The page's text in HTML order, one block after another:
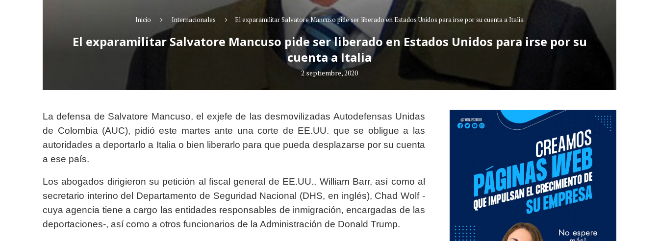
Inicio Internacionales El exparamilitar Salvatore Mancuso pide ser liberado en Estados Unidos para irse por su cuenta a Italia
El exparamilitar Salvatore Mancuso pide ser liberado en Estados Unidos para irse por su
cuenta a Italia
2 septiembre, 2020
La defensa de Salvatore Mancuso, el exjefe de las desmovilizadas Autodefensas Unidas
de Colombia (AUC), pidió este martes ante una corte de EE.UU. que se obligue a las
autoridades a deportarlo a Italia o bien liberarlo para que pueda desplazarse por su cuenta
a ese país.
Los abogados dirigieron su petición al fiscal general de EE.UU., William Barr, así como al
secretario interino del Departamento de Seguridad Nacional (DHS, en inglés), Chad Wolf -
cuya agencia tiene a cargo las entidades responsables de inmigración, encargadas de las
deportaciones-, así como a otros funcionarios de la Administración de Donald Trump.